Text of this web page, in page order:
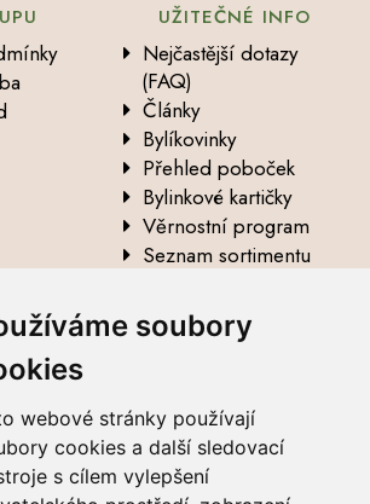
soubory
webové stránky používají
cookies a další sledovací
s cílem vylepšení
UŽITEČNÉ INFO
Nejčastější dotazy
(FAQ)
Články
Bylíkovinky
Přehled poboček
Bylinkové kartičky
Věrnostní program
Seznam sortimentu
údajů